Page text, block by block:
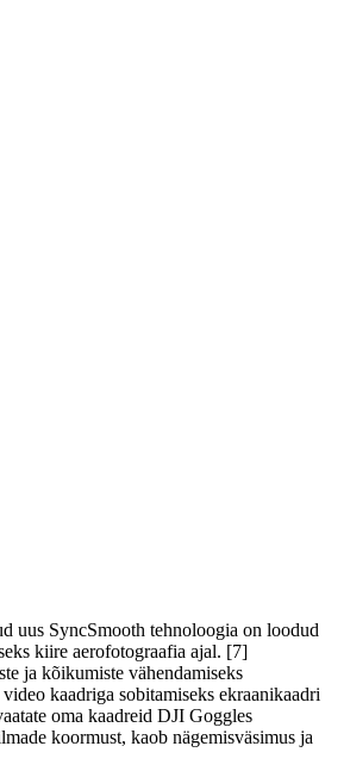
uus SyncSmooth tehnoloogia on loodud
kiire aerofotograafia ajal. [7]
ja kõikumiste vähendamiseks
video kaadriga sobitamiseks ekraanikaadri
oma kaadreid DJI Goggles
koormust, kaob nägemisväsimus ja